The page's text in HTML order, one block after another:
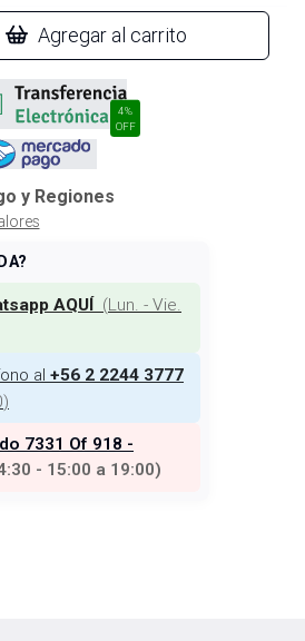
Agregar al carrito
4%
OFF
y Regiones
AQUÍ (Lun. - Vie.
al +56 2 2244 3777
)
7331 Of 918 -
- 15:00 a 19:00)